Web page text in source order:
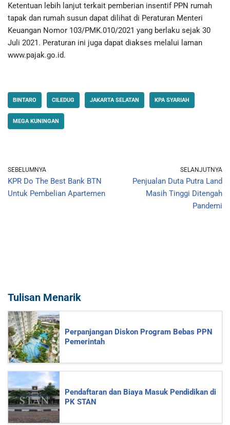
Ketentuan lebih lanjut terkait pemberian insentif PPN rumah
tapak dan rumah susun dapat dilihat di Peraturan Menteri
Keuangan Nomor 103/PMK.010/2021 yang berlaku sejak 30
Juli 2021. Peraturan ini juga dapat diakses melalui laman
www.pajak.go.id.
BINTARO CILEDUG JAKARTA SELATAN KPA SYARIAH
MEGA KUNINGAN
SEBELUMNYA
KPR Do The Best Bank BTN
Untuk Pembelian Apartemen
SELANJUTNYA
Penjualan Duta Putra Land
Masih Tinggi Ditengah
Pandemi
Tulisan Menarik
Perpanjangan Diskon Program Bebas PPN
Pemerintah
Pendaftaran dan Biaya Masuk Pendidikan di
PK STAN